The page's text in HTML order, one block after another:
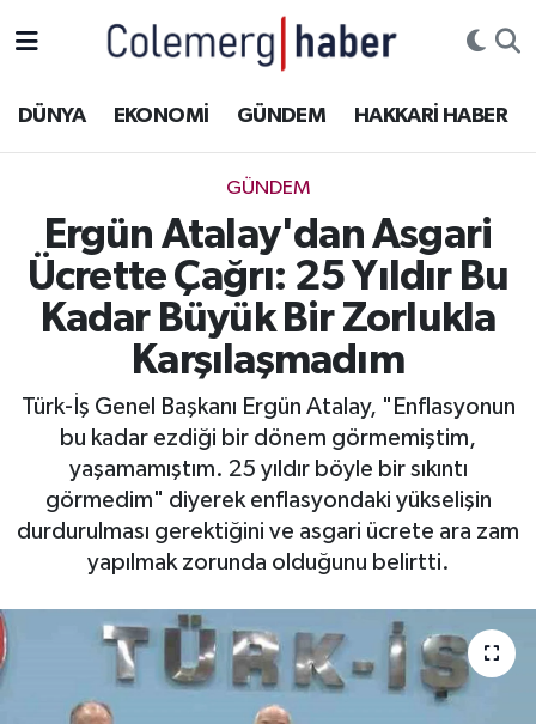
DÜNYA EKONOMİ GÜNDEM HAKKARİ HABER
GÜNDEM
Ergün Atalay'dan Asgari
Ücrette Çağrı: 25 Yıldır Bu
Kadar Büyük Bir Zorlukla
Karşılaşmadım
Türk-İş Genel Başkanı Ergün Atalay, "Enflasyonun
bu kadar ezdiği bir dönem görmemiştim,
yaşamamıştım. 25 yıldır böyle bir sıkıntı
görmedim" diyerek enflasyondaki yükselişin
durdurulması gerektiğini ve asgari ücrete ara zam
yapılmak zorunda olduğunu belirtti.
ASAYİŞ
DOĞA
DÜNYA
EĞİTİM
GÜNDEM
Hakkari Haber
İLGİNÇ HABERLER
KADIN
Hakkâri Hava Durumu
Hakkâri Trafik Yoğunluk Haritası
Süper Lig Puan Durumu ve Fikstür
Tüm Manşetler
Son Dakika Haberleri
Haber Arşivi